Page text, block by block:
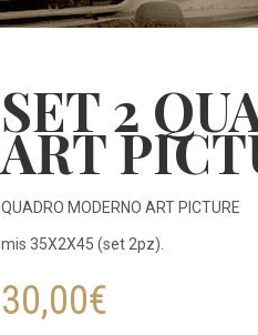
SET 2
ART
QUADRO MODERNO ART PICTURE
mis 35X2X45 (set 2pz).
30,00€